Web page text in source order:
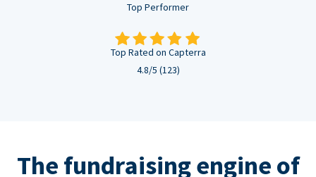
Top Performer
Top Rated on Capterra
4.8/5 (123)
The fundraising engine of